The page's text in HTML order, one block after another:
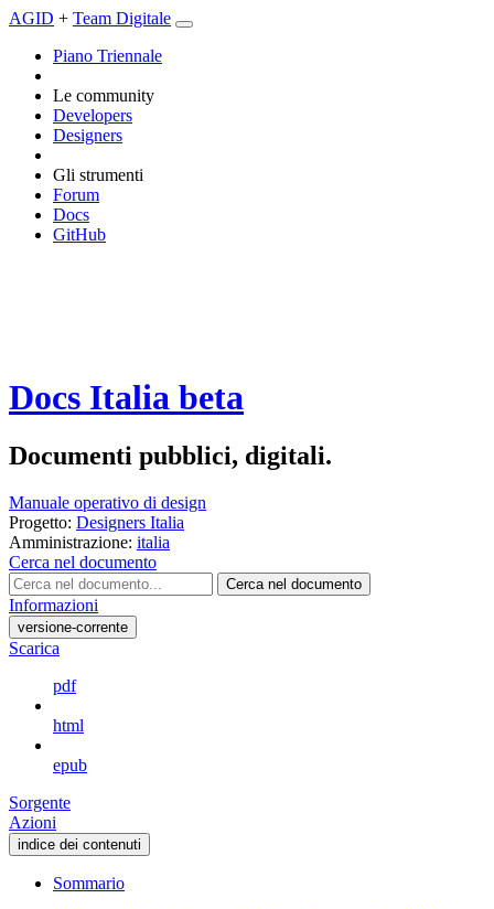
AGID + Team Digitale
Piano Triennale
Le community
Developers
Designers
Gli strumenti
Forum
Docs
GitHub
Docs Italia beta
Documenti pubblici, digitali.
Manuale operativo di design
Progetto: Designers Italia
Amministrazione: italia
Cerca nel documento
Cerca nel documento
Informazioni
versione-corrente
Scarica
pdf
html
epub
Sorgente
Azioni
indice dei contenuti
Sommario